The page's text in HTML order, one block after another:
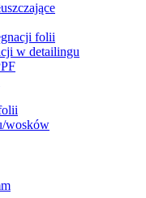
folii
w detailingu
wosków